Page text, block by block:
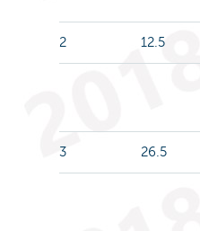
2 12.5
3 26.5